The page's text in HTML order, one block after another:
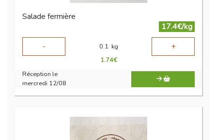
Salade fermière
17.4€/kg
-
0.1 kg +
1.74€
Réception le
mercredi 12/08